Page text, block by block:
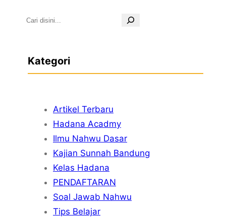
S
Kategori
Artikel Terbaru
Hadana Acadmy
Ilmu Nahwu Dasar
Kajian Sunnah Bandung
Kelas Hadana
PENDAFTARAN
Soal Jawab Nahwu
Tips Belajar